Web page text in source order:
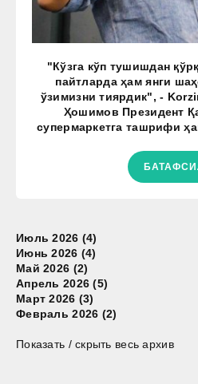
"Кўзга кўп тушишдан
пайтларда ҳам янги
ўзимизни тиярдик", -
Ҳошимов Президент
супермаркетга ташрифи
Июль 2026 (4)
Июнь 2026 (4)
Май 2026 (2)
Апрель 2026 (5)
Март 2026 (3)
Февраль 2026 (2)
Показать / скрыть весь архив